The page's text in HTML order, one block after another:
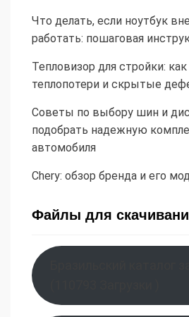
Что делать, если ноутбук
работать: пошаговая
Тепловизор для стройки:
теплопотери и скрытые
Советы по выбору шин и
подобрать надежную
автомобиля
Chery: обзор бренда и его
Файлы для